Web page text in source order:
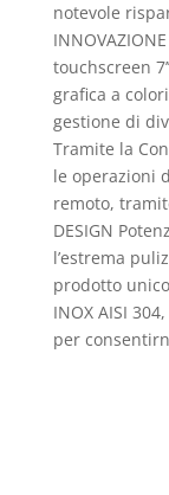
notevole
touchscreen
grafica a
gestione di
Tramite la
le operazioni
remoto,
DESIGN
l’estrema
prodotto
INOX AISI
per